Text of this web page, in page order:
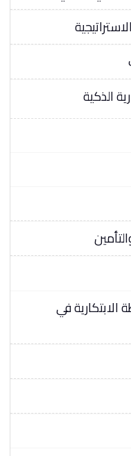
الذكية
الابتكارية في